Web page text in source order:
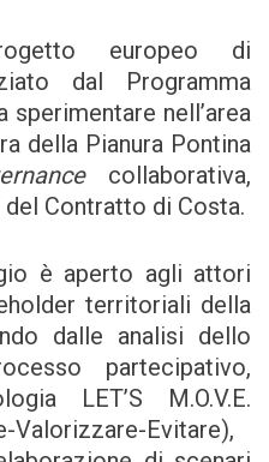
europeo di
dal Programma
nell’area
della Pianura Pontina
collaborativa,
Contratto di Costa.
è aperto agli attori
territoriali della
dalle analisi dello
partecipativo,
LET’S M.O.V.E.
Valorizzare-Evitare),